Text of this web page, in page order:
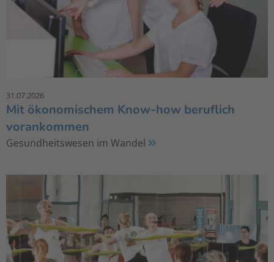
31.07.2026
Mit ökonomischem Know-how beruflich
vorankommen
Gesundheitswesen im Wandel